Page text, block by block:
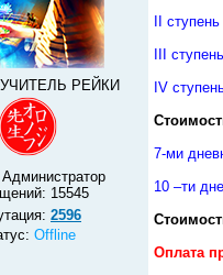
РЕЙКИ
Администратор
15545
2596
Offline
II
III
IV
7-ми
10 –ти
Оплата